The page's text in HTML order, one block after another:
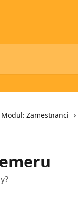
Modul: Zamestnanci